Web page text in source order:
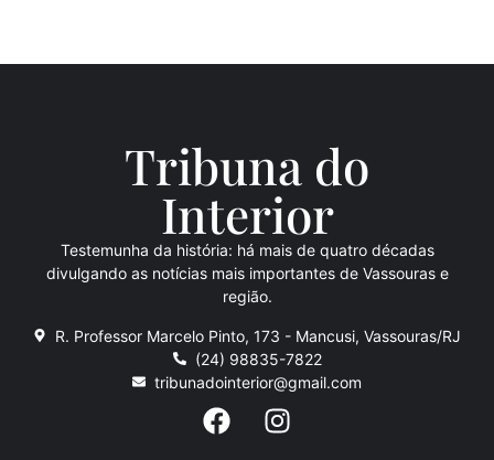
Tribuna do
Interior
Testemunha da história: há mais de quatro décadas
divulgando as notícias mais importantes de Vassouras e
região.
R. Professor Marcelo Pinto, 173 - Mancusi, Vassouras/RJ
(24) 98835-7822
tribunadointerior@gmail.com